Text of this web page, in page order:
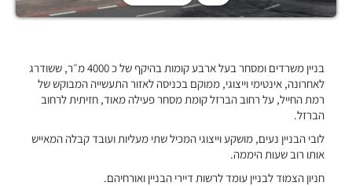
בניין משרדים ומסחר בעל ארבע קומות בהיקף של כ 4000 מ״ר, ששודרג
לאחרונה, אינטימי וייצוגי, ממוקם בכניסה לאזור התעשייה המבוקש של
רמת החייל, על רחוב הברזל קומת מסחר פעילה מאוד, חזיתית לרחוב
הברזל.
לובי הבניין נעים, מושקע וייצוגי המכיל שתי מעליות ועובד קבלה המאייש
אותו רוב שעות היממה.
חניון הצמוד לבניין עומד לרשות דיירי הבניין ואורחיהם.